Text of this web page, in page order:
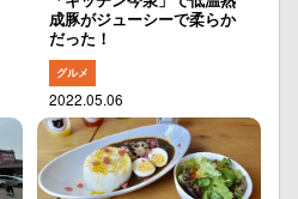
成豚がジューシーで柔らか
だった！
グルメ
2022.05.06